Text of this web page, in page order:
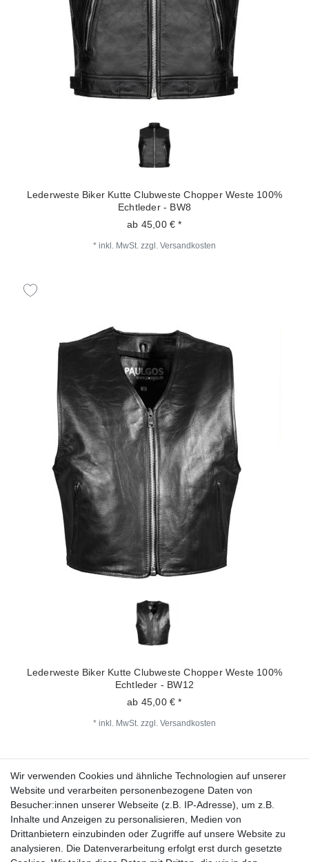
Lederweste Biker Kutte Clubweste Chopper Weste 100%
Echtleder - BW8
ab 45,00 € *
* inkl. MwSt. zzgl. Versandkosten
Lederweste Biker Kutte Clubweste Chopper Weste 100%
Echtleder - BW12
ab 45,00 € *
* inkl. MwSt. zzgl. Versandkosten
Fragen zur Bestellung?
Zahlungsarten
Wir verwenden Cookies und ähnliche Technologien auf unserer
Website und verarbeiten personenbezogene Daten von
Besucher:innen unserer Webseite (z.B. IP-Adresse), um z.B.
Inhalte und Anzeigen zu personalisieren, Medien von
Drittanbietern einzubinden oder Zugriffe auf unsere Website zu
analysieren. Die Datenverarbeitung erfolgt erst durch gesetzte